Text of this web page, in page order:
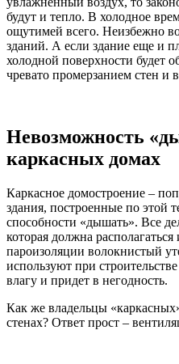
будут и тепло. В холодное
ощутимей всего. Неизбежно
зданий. А если здание еще и
холодной поверхности будет
чревато промерзанием стен и
Невозможность
каркасных домах
Каркасное домостроение –
здания, построенные по этой
способности «дышать». Все
которая должна
пароизоляции волокнистый
используют при
влагу и придет в негодность.
Как же владельцы
стенах? Ответ прост –